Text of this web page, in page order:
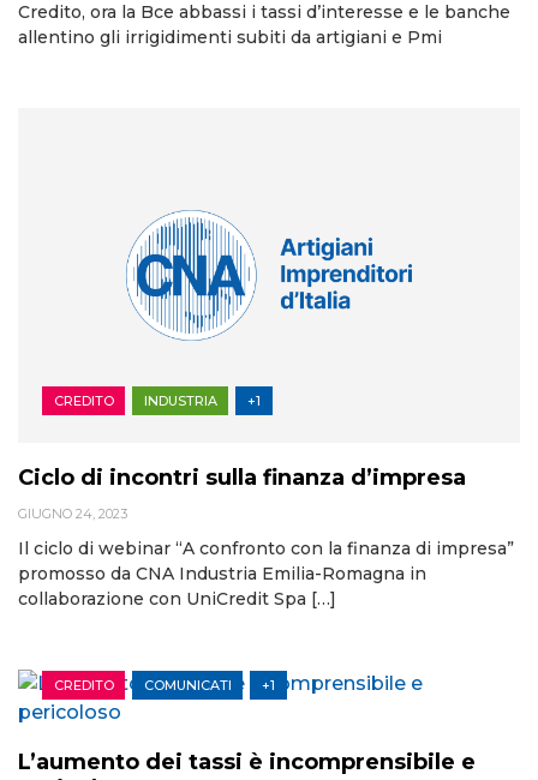
Credito, ora la Bce abbassi i tassi d’interesse e le banche
allentino gli irrigidimenti subiti da artigiani e Pmi
CREDITO INDUSTRIA +1
Ciclo di incontri sulla finanza d’impresa
GIUGNO 24, 2023
Il ciclo di webinar “A confronto con la finanza di impresa”
promosso da CNA Industria Emilia-Romagna in
collaborazione con UniCredit Spa […]
CREDITO COMUNICATI +1
L’aumento dei tassi è incomprensibile e